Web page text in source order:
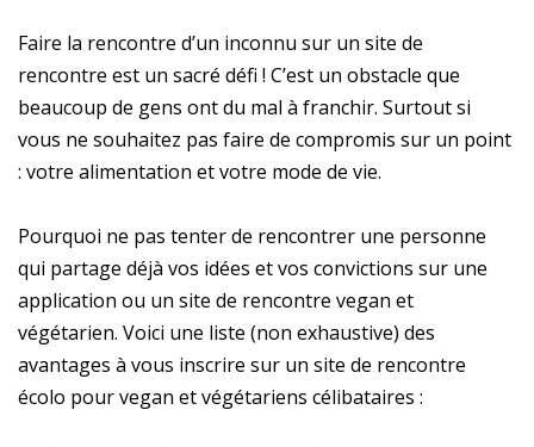
Faire la rencontre d’un inconnu sur un site de
rencontre est un sacré défi ! C’est un obstacle que
beaucoup de gens ont du mal à franchir. Surtout si
vous ne souhaitez pas faire de compromis sur un point
: votre alimentation et votre mode de vie.
Pourquoi ne pas tenter de rencontrer une personne
qui partage déjà vos idées et vos convictions sur une
application ou un site de rencontre vegan et
végétarien. Voici une liste (non exhaustive) des
avantages à vous inscrire sur un site de rencontre
écolo pour vegan et végétariens célibataires :